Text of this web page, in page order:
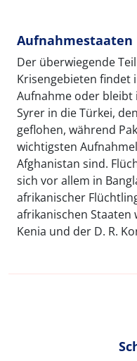
Aufnahmestaaten
Der überwiegende
Krisengebieten findet
Aufnahme oder bleibt
Syrer in die Türkei,
geflohen, während
wichtigsten
Afghanistan sind.
sich vor allem in
afrikanischer
afrikanischen Staaten
Kenia und der D. R.